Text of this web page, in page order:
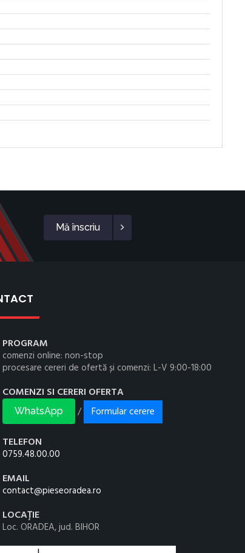
Mă înscriu
PROGRAM
comenzi online: non-stop
procesare cereri de ofertă și comenzi: L-V 9:00-18:00
COMENZI SI CERERI OFERTA
WhatsApp /
Formular cerere
TELEFON
0759.48.00.00
EMAIL
contact@pieseoradea.ro
LOCAȚIE
Loc. ORADEA, jud. BIHOR